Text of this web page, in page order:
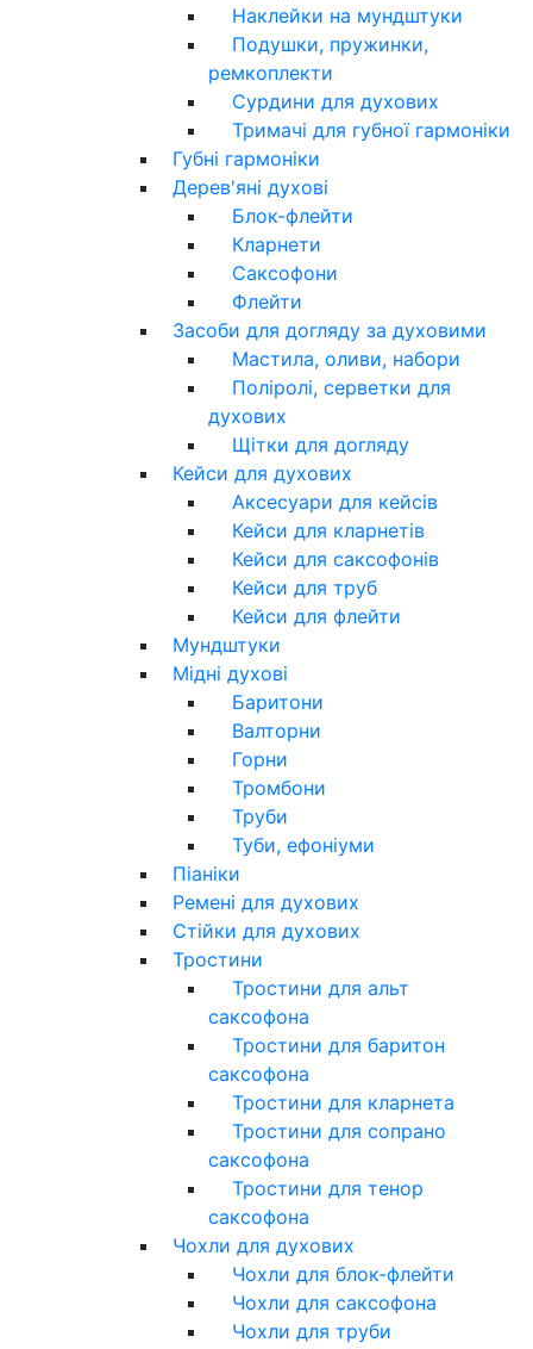
Наклейки на мундштуки
Подушки, пружинки,
ремкоплекти
Сурдини для духових
Тримачі для губної гармоніки
Губні гармоніки
Дерев'яні духові
Блок-флейти
Кларнети
Саксофони
Флейти
Засоби для догляду за духовими
Мастила, оливи, набори
Поліролі, серветки для
духових
Щітки для догляду
Кейси для духових
Аксесуари для кейсів
Кейси для кларнетів
Кейси для саксофонів
Кейси для труб
Кейси для флейти
Мундштуки
Мідні духові
Баритони
Валторни
Горни
Тромбони
Труби
Туби, ефоніуми
Піаніки
Ремені для духових
Стійки для духових
Тростини
Тростини для альт
саксофона
Тростини для баритон
саксофона
Тростини для кларнета
Тростини для сопрано
саксофона
Тростини для тенор
саксофона
Чохли для духових
Чохли для блок-флейти
Чохли для саксофона
Чохли для труби